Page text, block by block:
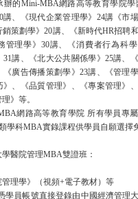
辦的Mini-MBA網路高等教育學院學
講、《現代企業管理學》24講《市場
策劃學》20講、《新時代HR招聘
管理學》30講、《消費者行為科學
31講、《北大公共關係學》25講、
《廣告傳播策劃學》23講、《管理
》、《品質管理》、《專案管理》
》等。
網路高等教育學院 所有學員專
學科MBA實錄課程供學員自願選擇
醫院管理MBA雙證班：
理學》（視頻+電子教材）等
學員帳號直接登錄由中國經濟管理